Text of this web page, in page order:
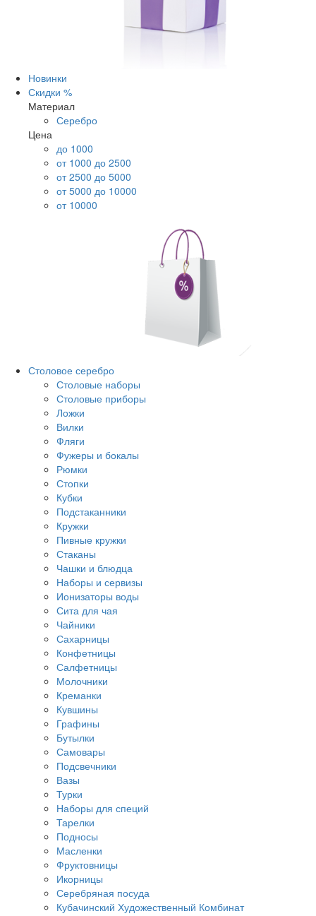
Новинки
Скидки %
Материал
Серебро
Цена
до 1000
от 1000 до 2500
от 2500 до 5000
от 5000 до 10000
от 10000
Столовое серебро
Столовые наборы
Столовые приборы
Ложки
Вилки
Фляги
Фужеры и бокалы
Рюмки
Стопки
Кубки
Подстаканники
Кружки
Пивные кружки
Стаканы
Чашки и блюдца
Наборы и сервизы
Ионизаторы воды
Сита для чая
Чайники
Сахарницы
Конфетницы
Салфетницы
Молочники
Креманки
Кувшины
Графины
Бутылки
Самовары
Подсвечники
Вазы
Турки
Наборы для специй
Тарелки
Подносы
Масленки
Фруктовницы
Икорницы
Серебряная посуда
Кубачинский Художественный Комбинат